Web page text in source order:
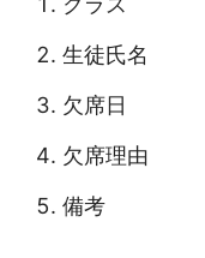
生徒氏名
欠席日
欠席理由
備考